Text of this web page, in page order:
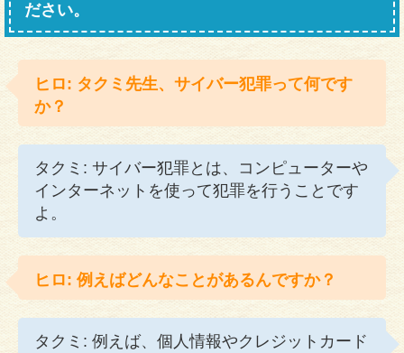
ださい。
ヒロ: タクミ先生、サイバー犯罪って何です
か？
タクミ: サイバー犯罪とは、コンピューターや
インターネットを使って犯罪を行うことです
よ。
ヒロ: 例えばどんなことがあるんですか？
タクミ: 例えば、個人情報やクレジットカード